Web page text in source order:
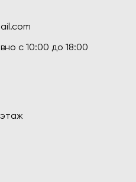
c 10:00 до 18:00
этаж